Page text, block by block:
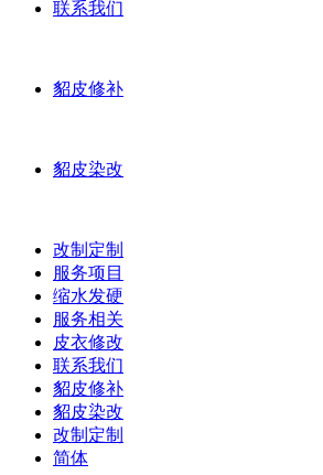
联系我们
貂皮修补
貂皮染改
改制定制
服务项目
缩水发硬
服务相关
皮衣修改
联系我们
貂皮修补
貂皮染改
改制定制
简体